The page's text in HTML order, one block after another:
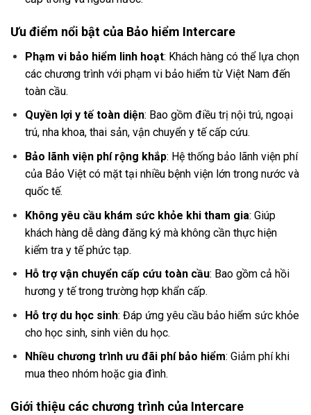
Ưu điểm nổi bật của Bảo hiểm Intercare
Phạm vi bảo hiểm linh hoạt: Khách hàng có thể lựa chọn
các chương trình với phạm vi bảo hiểm từ Việt Nam đến
toàn cầu.
Quyền lợi y tế toàn diện: Bao gồm điều trị nội trú, ngoại
trú, nha khoa, thai sản, vận chuyển y tế cấp cứu.
Bảo lãnh viện phí rộng khắp: Hệ thống bảo lãnh viện phí
của Bảo Việt có mặt tại nhiều bệnh viện lớn trong nước và
quốc tế.
Không yêu cầu khám sức khỏe khi tham gia: Giúp
khách hàng dễ dàng đăng ký mà không cần thực hiện
kiểm tra y tế phức tạp.
Hỗ trợ vận chuyển cấp cứu toàn cầu: Bao gồm cả hồi
hương y tế trong trường hợp khẩn cấp.
Hỗ trợ du học sinh: Đáp ứng yêu cầu bảo hiểm sức khỏe
cho học sinh, sinh viên du học.
Nhiều chương trình ưu đãi phí bảo hiểm: Giảm phí khi
mua theo nhóm hoặc gia đình.
Giới thiệu các chương trình của Intercare